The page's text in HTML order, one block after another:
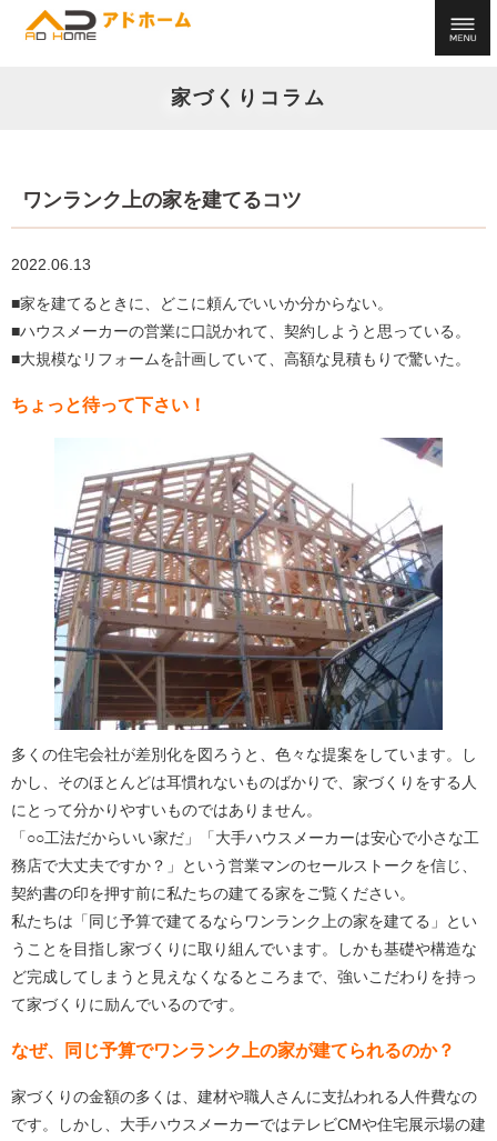
家づくりコラム
ワンランク上の家を建てるコツ
2022.06.13
■家を建てるときに、どこに頼んでいいか分からない。
■ハウスメーカーの営業に口説かれて、契約しようと思っている。
■大規模なリフォームを計画していて、高額な見積もりで驚いた。
ちょっと待って下さい！
多くの住宅会社が差別化を図ろうと、色々な提案をしています。し
かし、そのほとんどは耳慣れないものばかりで、家づくりをする人
にとって分かりやすいものではありません。
「○○工法だからいい家だ」「大手ハウスメーカーは安心で小さな工
務店で大丈夫ですか？」という営業マンのセールストークを信じ、
契約書の印を押す前に私たちの建てる家をご覧ください。
私たちは「同じ予算で建てるならワンランク上の家を建てる」とい
うことを目指し家づくりに取り組んでいます。しかも基礎や構造な
ど完成してしまうと見えなくなるところまで、強いこだわりを持っ
て家づくりに励んでいるのです。
なぜ、同じ予算でワンランク上の家が建てられるのか？
家づくりの金額の多くは、建材や職人さんに支払われる人件費なの
です。しかし、大手ハウスメーカーではテレビCMや住宅展示場の建